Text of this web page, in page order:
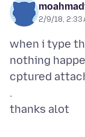
2/9/18, 2:33
when i type
nothing
cptured
.